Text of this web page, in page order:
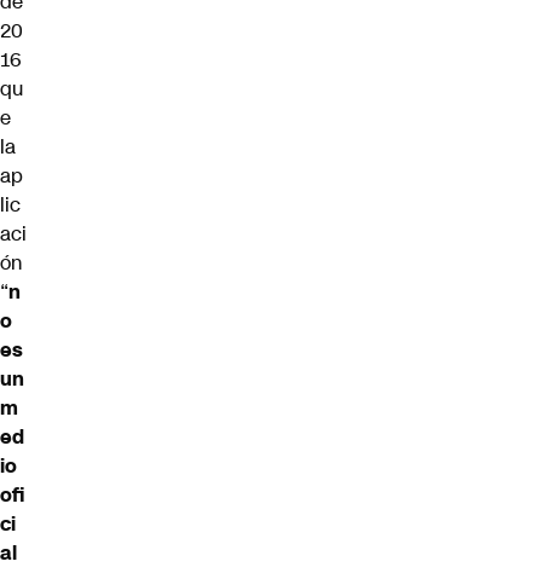
20
16
qu
e
la
ap
lic
aci
ón
“n
o
es
un
m
ed
io
ofi
ci
al